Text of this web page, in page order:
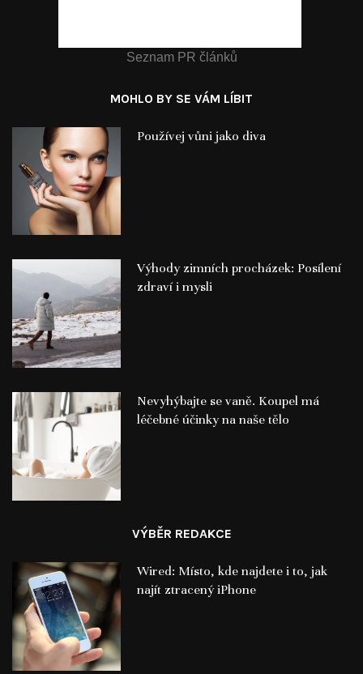
Seznam PR článků
MOHLO BY SE VÁM LÍBIT
Používej vůni jako diva
Výhody zimních procházek: Posílení
zdraví i mysli
Nevyhýbajte se vaně. Koupel má
léčebné účinky na naše tělo
VÝBĚR REDAKCE
Wired: Místo, kde najdete i to, jak
najít ztracený iPhone